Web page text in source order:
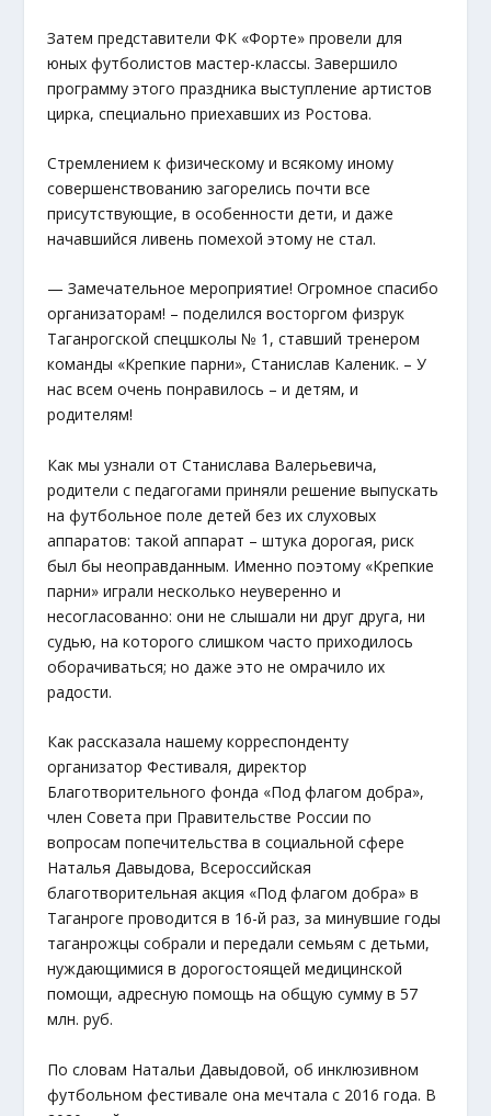
Затем представители ФК «Форте» провели для
юных футболистов мастер-классы. Завершило
программу этого праздника выступление артистов
цирка, специально приехавших из Ростова.
Стремлением к физическому и всякому иному
совершенствованию загорелись почти все
присутствующие, в особенности дети, и даже
начавшийся ливень помехой этому не стал.
— Замечательное мероприятие! Огромное спасибо
организаторам! – поделился восторгом физрук
Таганрогской спецшколы № 1, ставший тренером
команды «Крепкие парни», Станислав Каленик. – У
нас всем очень понравилось – и детям, и
родителям!
Как мы узнали от Станислава Валерьевича,
родители с педагогами приняли решение выпускать
на футбольное поле детей без их слуховых
аппаратов: такой аппарат – штука дорогая, риск
был бы неоправданным. Именно поэтому «Крепкие
парни» играли несколько неуверенно и
несогласованно: они не слышали ни друг друга, ни
судью, на которого слишком часто приходилось
оборачиваться; но даже это не омрачило их
радости.
Как рассказала нашему корреспонденту
организатор Фестиваля, директор
Благотворительного фонда «Под флагом добра»,
член Совета при Правительстве России по
вопросам попечительства в социальной сфере
Наталья Давыдова, Всероссийская
благотворительная акция «Под флагом добра» в
Таганроге проводится в 16-й раз, за минувшие годы
таганрожцы собрали и передали семьям с детьми,
нуждающимися в дорогостоящей медицинской
помощи, адресную помощь на общую сумму в 57
млн. руб.
По словам Натальи Давыдовой, об инклюзивном
футбольном фестивале она мечтала с 2016 года. В